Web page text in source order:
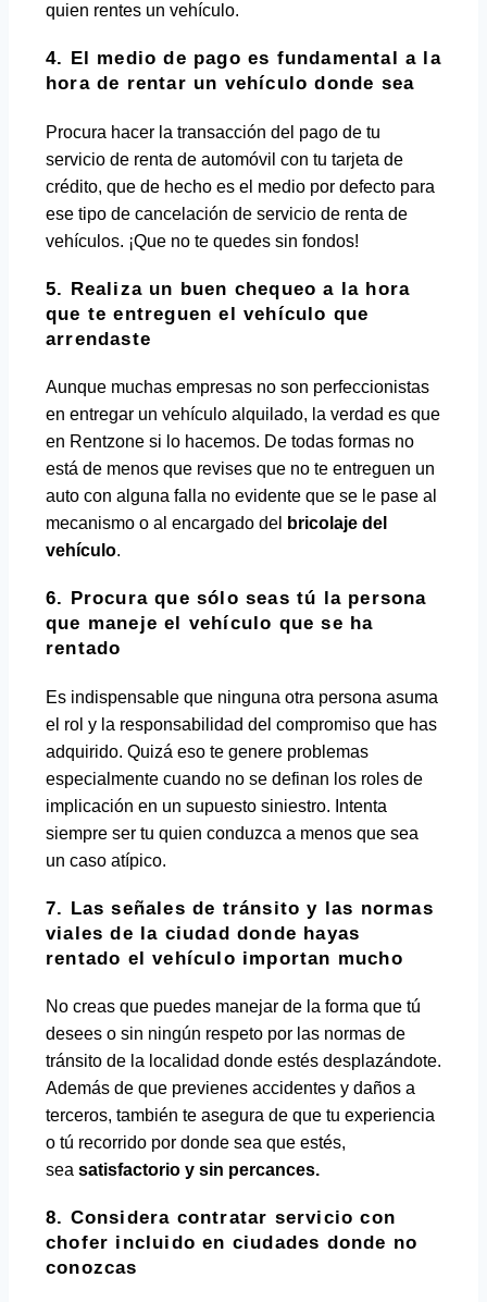
quien rentes un vehículo.
4. El medio de pago es fundamental a la
hora de rentar un vehículo donde sea
Procura hacer la transacción del pago de tu
servicio de renta de automóvil con tu tarjeta de
crédito, que de hecho es el medio por defecto para
ese tipo de cancelación de servicio de renta de
vehículos. ¡Que no te quedes sin fondos!
5. Realiza un buen chequeo a la hora
que te entreguen el vehículo que
arrendaste
Aunque muchas empresas no son perfeccionistas
en entregar un vehículo alquilado, la verdad es que
en Rentzone si lo hacemos. De todas formas no
está de menos que revises que no te entreguen un
auto con alguna falla no evidente que se le pase al
mecanismo o al encargado del
bricolaje del
vehículo.
6. Procura que sólo seas tú la persona
que maneje el vehículo que se ha
rentado
Es indispensable que ninguna otra persona asuma
el rol y la responsabilidad del compromiso que has
adquirido. Quizá eso te genere problemas
especialmente cuando no se definan los roles de
implicación en un supuesto siniestro. Intenta
siempre ser tu quien conduzca a menos que sea
un caso atípico.
7. Las señales de tránsito y las normas
viales de la ciudad donde hayas
rentado el vehículo importan mucho
No creas que puedes manejar de la forma que tú
desees o sin ningún respeto por las normas de
tránsito de la localidad donde estés desplazándote.
Además de que previenes accidentes y daños a
terceros, también te asegura de que tu experiencia
o tú recorrido por donde sea que estés,
sea satisfactorio y sin percances.
8. Considera contratar servicio con
chofer incluido en ciudades donde no
conozcas